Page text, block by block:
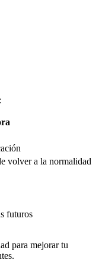
volver a la normalidad
futuros
para mejorar tu